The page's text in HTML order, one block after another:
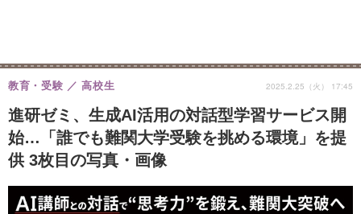
進研ゼミ、生成AI活用の対話型学習サービス開
始…「誰でも難関大学受験を挑める環境」を提
供 3枚目の写真・画像
教育・受験 高校生 2025.2.25（火） 17:45